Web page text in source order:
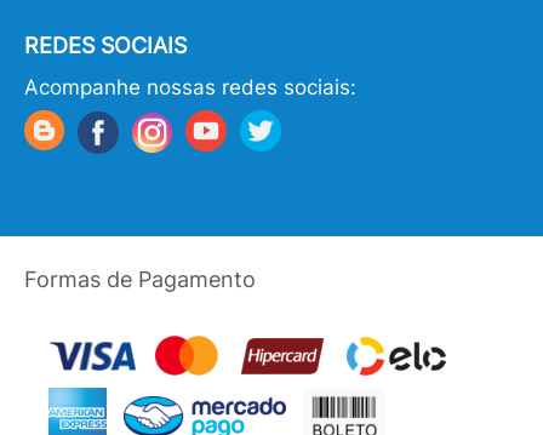
REDES SOCIAIS
Acompanhe nossas redes sociais:
Formas de Pagamento